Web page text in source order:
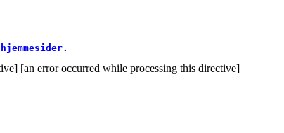
[an error occurred while processing this directive]